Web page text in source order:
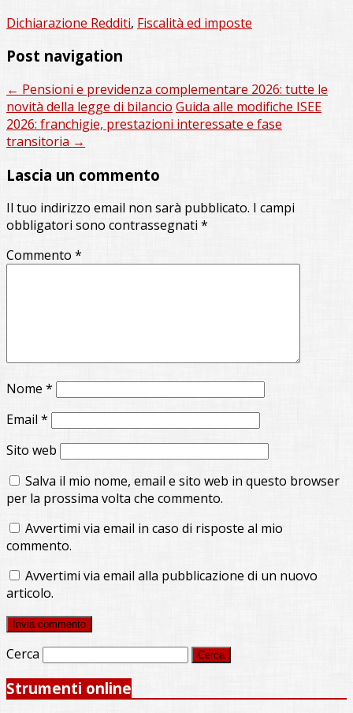
Dichiarazione Redditi, Fiscalità ed imposte
Post navigation
← Pensioni e previdenza complementare 2026: tutte le
novità della legge di bilancio Guida alle modifiche ISEE
2026: franchigie, prestazioni interessate e fase
transitoria →
Lascia un commento
Il tuo indirizzo email non sarà pubblicato. I campi
obbligatori sono contrassegnati *
Commento *
Nome *
Email *
Sito web
Salva il mio nome, email e sito web in questo browser
per la prossima volta che commento.
Avvertimi via email in caso di risposte al mio
commento.
Avvertimi via email alla pubblicazione di un nuovo
articolo.
Cerca
Strumenti online